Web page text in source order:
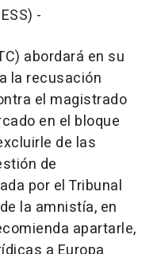
-
abordará en su
la recusación
el magistrado
en el bloque
de las
de
por el Tribunal
la amnistía, en
apartarle,